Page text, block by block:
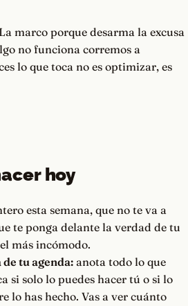
marco porque desarma la excusa
no funciona corremos a
lo que toca no es optimizar, es
hoy
esta semana, que no te va a
te ponga delante la verdad de tu
más incómodo.
tu agenda:anota todo lo que
si solo lo puedes hacer tú o si lo
lo has hecho. Vas a ver cuánto